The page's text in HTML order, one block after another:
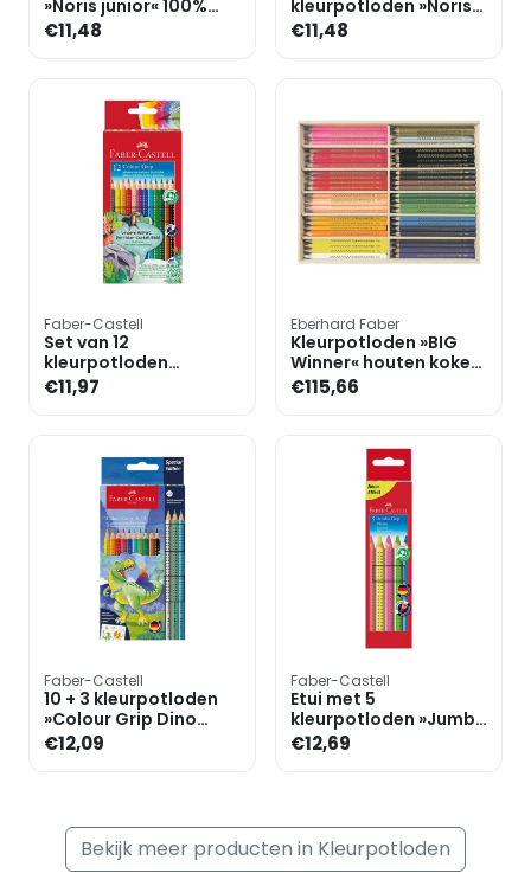
»Noris junior« 100%
PEFC
€11,48
kleurpotloden »Noris
junior Duo« 100% PEFC
€11,48
Faber-Castell
Set van 12
kleurpotloden
»Colour-GRIP«
€11,97
Eberhard Faber
Kleurpotloden »BIG
Winner« houten koker
met 96 stuks
€115,66
Faber-Castell
10 + 3 kleurpotloden
»Colour Grip Dino
Edition«
€12,09
Faber-Castell
Etui met 5
kleurpotloden »Jumbo
GRIP Neon«
€12,69
Bekijk meer producten in Kleurpotloden